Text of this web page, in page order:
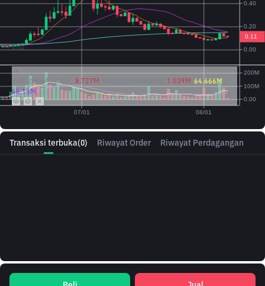
Transaksi terbuka(0) Riwayat Order Riwayat Perdagangan
Vol({{baseAsset}}): 8.727M 1.039M 64.666M
48.15M